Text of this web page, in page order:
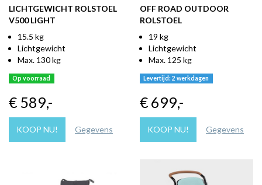
LICHTGEWICHT ROLSTOEL
V500 LIGHT
15.5 kg
Lichtgewicht
Max. 130 kg
Op voorraad
€ 589,-
KOOP NU! Gegevens
OFF ROAD OUTDOOR
ROLSTOEL
19 kg
Lichtgewicht
Max. 125 kg
Levertijd: 2 werkdagen
€ 699,-
KOOP NU! Gegevens